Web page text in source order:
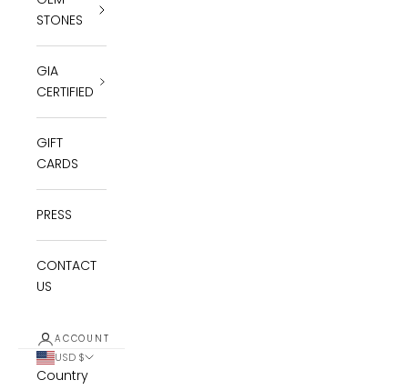
STONES
GIA
CERTIFIED
GIFT
CARDS
PRESS
CONTACT
US
ACCOUNT
USD $
Country